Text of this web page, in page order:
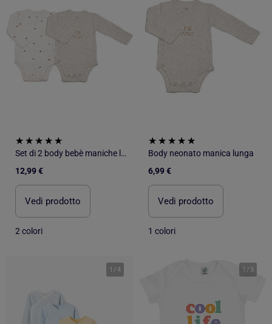
Set di 2 body bebè maniche lunghe - Mini nous
12,99 €
Vedi prodotto
2 colori
Body neonato manica lunga
6,99 €
Vedi prodotto
1 colori
1 /4 1 / 3